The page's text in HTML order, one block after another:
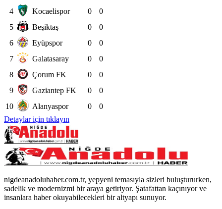
4
Kocaelispor 0
0
5
Beşiktaş 0
0
6
Eyüpspor 0
0
7
Galatasaray 0
0
8
Çorum FK 0
0
9
Gaziantep FK 0
0
10
Alanyaspor 0
0
Detaylar için tıklayın
nigdeanadoluhaber.com.tr, yepyeni temasıyla sizleri buluştururken,
sadelik ve modernizmi bir araya getiriyor. Şatafattan kaçınıyor ve
insanlara haber okuyabilecekleri bir altyapı sunuyor.